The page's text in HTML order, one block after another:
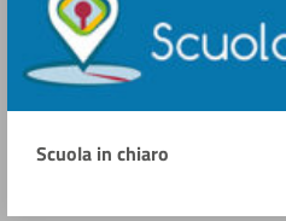
Scuola in chiaro